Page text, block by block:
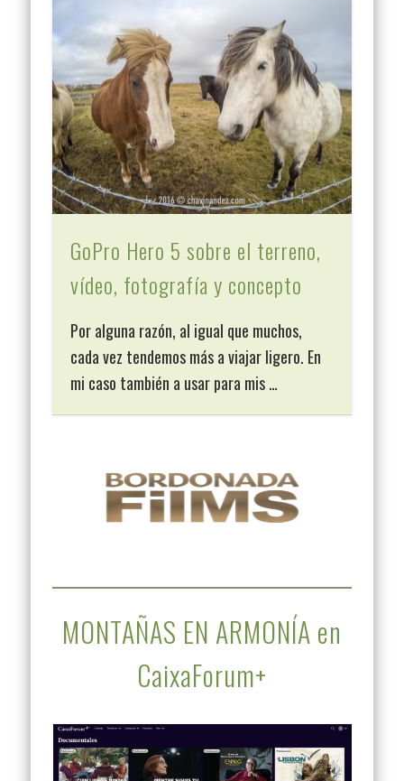
GoPro Hero 5 sobre el terreno,
vídeo, fotografía y concepto
Por alguna razón, al igual que muchos,
cada vez tendemos más a viajar ligero. En
mi caso también a usar para mis …
MONTAÑAS EN ARMONÍA en
CaixaForum+